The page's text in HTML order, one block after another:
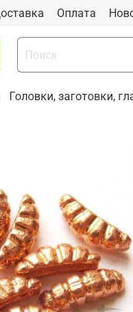
Оплата
Головки, заготовки,